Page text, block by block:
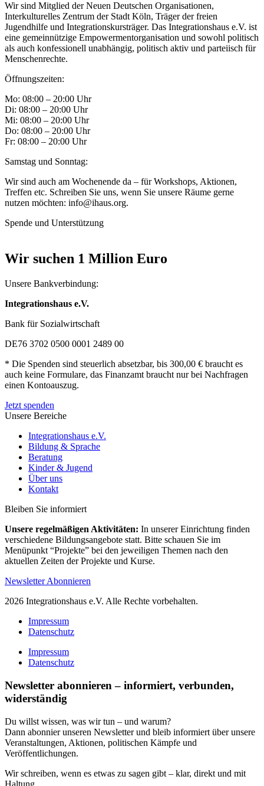
Wir sind Mitglied der Neuen Deutschen Organisationen,
Interkulturelles Zentrum der Stadt Köln, Träger der freien
Jugendhilfe und Integrationskursträger. Das Integrationshaus e.V. ist
eine gemeinnützige Empowermentorganisation und sowohl politisch
als auch konfessionell unabhängig, politisch aktiv und parteiisch für
Menschenrechte.
Öffnungszeiten:
Mo: 08:00 – 20:00 Uhr
Di: 08:00 – 20:00 Uhr
Mi: 08:00 – 20:00 Uhr
Do: 08:00 – 20:00 Uhr
Fr: 08:00 – 20:00 Uhr
Samstag und Sonntag:
Wir sind auch am Wochenende da – für Workshops, Aktionen,
Treffen etc. Schreiben Sie uns, wenn Sie unsere Räume gerne
nutzen möchten: info@ihaus.org.
Spende und Unterstützung
Wir suchen 1 Million Euro
Unsere Bankverbindung:
Integrationshaus e.V.
Bank für Sozialwirtschaft
DE76 3702 0500 0001 2489 00
* Die Spenden sind steuerlich absetzbar, bis 300,00 € braucht es
auch keine Formulare, das Finanzamt braucht nur bei Nachfragen
einen Kontoauszug.
Jetzt spenden
Unsere Bereiche
Integrationshaus e.V.
Bildung & Sprache
Beratung
Kinder & Jugend
Über uns
Kontakt
Bleiben Sie informiert
Unsere regelmäßigen Aktivitäten: In unserer Einrichtung finden
verschiedene Bildungsangebote statt. Bitte schauen Sie im
Menüpunkt “Projekte” bei den jeweiligen Themen nach den
aktuellen Zeiten der Projekte und Kurse.
Newsletter Abonnieren
2026 Integrationshaus e.V. Alle Rechte vorbehalten.
Impressum
Datenschutz
Impressum
Datenschutz
Newsletter abonnieren – informiert, verbunden,
widerständig
Du willst wissen, was wir tun – und warum?
Dann abonnier unseren Newsletter und bleib informiert über unsere
Veranstaltungen, Aktionen, politischen Kämpfe und
Veröffentlichungen.
Wir schreiben, wenn es etwas zu sagen gibt – klar, direkt und mit
Haltung.